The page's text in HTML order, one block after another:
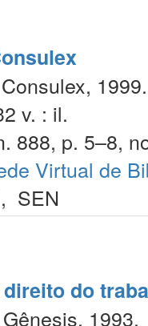
1999.
v. : il.
888, p. 5–8,
Virtual de
, SEN
do
1993.